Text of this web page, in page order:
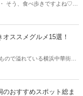
そう、食べ歩きですよね♡ 外
ススメグルメ15選！
ので溢れている横浜中華街♪
おすすめスポット総ま